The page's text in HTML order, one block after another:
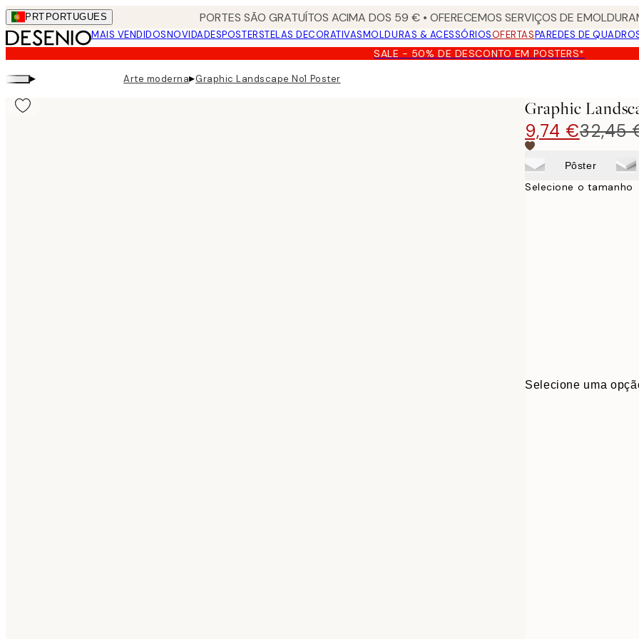
Skip
to
main
content.
PRT PORTUGUES PORTES SÃO GRATUÍTOS ACIMA DOS 59 € • OFERECEMOS SERVIÇOS DE
MAIS VENDIDOSNOVIDADESPOSTERSTELAS DECORATIVASMOLDURAS & ACESSÓRIOSOFERTASPAREDES DE
SALE - 50% DE DESCONTO EM POSTERS*
▸ Arte moderna▸Graphic Landscape No1 Poster
Graphic
9,74 €32,45
Pôster
Selecione o tamanho
Selecione uma